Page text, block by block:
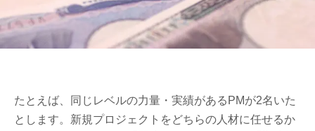
たとえば、同じレベルの力量・実績があるPMが2名いた
とします。新規プロジェクトをどちらの人材に任せるか